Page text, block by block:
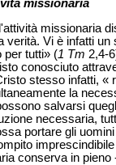
missionaria
missionaria
verità. Vi è infatti
per tutti» (1 Tm 2,4-
conosciuto
stesso infatti,
la
salvarsi
necessaria,
portare gli
conserva in